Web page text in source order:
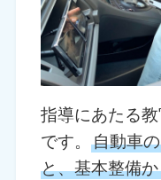
指導にあたる教
です。自動車
と、基本整備